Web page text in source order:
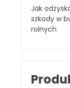
Jak
szkody w
rolnych